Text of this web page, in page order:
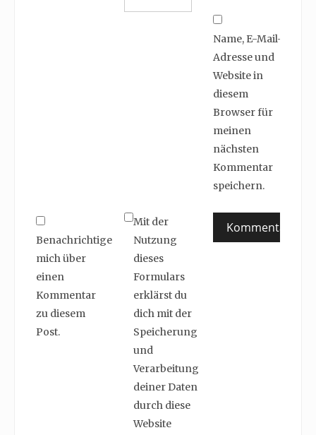
Name, E-Mail-
Adresse und
Website in
diesem
Browser für
meinen
nächsten
Kommentar
speichern.
Benachrichtige
mich über
einen
Kommentar
zu diesem
Post.
Mit der
Nutzung
dieses
Formulars
erklärst du
dich mit der
Speicherung
und
Verarbeitung
deiner Daten
durch diese
Website